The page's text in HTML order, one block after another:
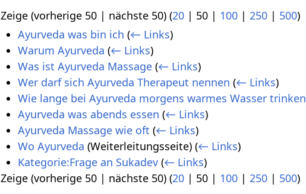
Zeige (vorherige 50 | nächste 50) (20 | 50 | 100 |250 | 500)
Ayurveda was bin ich (← Links)
Warum Ayurveda (← Links)
Was ist Ayurveda Massage (← Links)
Wer darf sich Ayurveda Therapeut nennen (← Links)
Wie lange bei Ayurveda morgens warmes Wasser trinken
Ayurveda was abends essen (← Links)
Ayurveda Massage wie oft (← Links)
Wo Ayurveda (Weiterleitungsseite)(← Links)
Kategorie:Frage an Sukadev (← Links)
Zeige (vorherige 50 | nächste 50) (20 | 50 | 100 |250 | 500)